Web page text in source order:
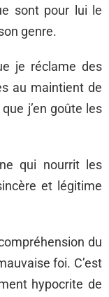
sont pour lui le
genre.
je réclame des
au maintient de
j’en goûte les
qui nourrit les
et légitime
du
foi. C’est
hypocrite de